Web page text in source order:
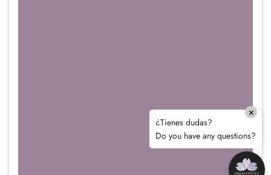
¿Tienes dudas?
Do you have any questions?
×